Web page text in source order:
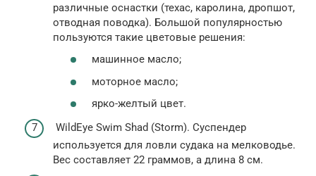
различные оснастки (техас, каролина, дропшот,
отводная поводка). Большой популярностью
пользуются такие цветовые решения:
машинное масло;
моторное масло;
ярко-желтый цвет.
WildEye Swim Shad (Storm). Суспендер
используется для ловли судака на мелководье.
Вес составляет 22 граммов, а длина 8 см.